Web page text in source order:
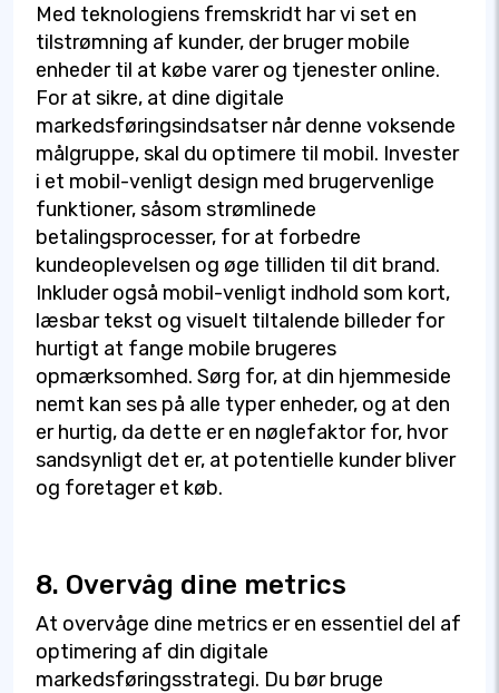
Med teknologiens fremskridt har vi set en
tilstrømning af kunder, der bruger mobile
enheder til at købe varer og tjenester online.
For at sikre, at dine digitale
markedsføringsindsatser når denne voksende
målgruppe, skal du optimere til mobil. Invester
i et mobil-venligt design med brugervenlige
funktioner, såsom strømlinede
betalingsprocesser, for at forbedre
kundeoplevelsen og øge tilliden til dit brand.
Inkluder også mobil-venligt indhold som kort,
læsbar tekst og visuelt tiltalende billeder for
hurtigt at fange mobile brugeres
opmærksomhed. Sørg for, at din hjemmeside
nemt kan ses på alle typer enheder, og at den
er hurtig, da dette er en nøglefaktor for, hvor
sandsynligt det er, at potentielle kunder bliver
og foretager et køb.
8. Overvåg dine metrics
At overvåge dine metrics er en essentiel del af
optimering af din digitale
markedsføringsstrategi. Du bør bruge